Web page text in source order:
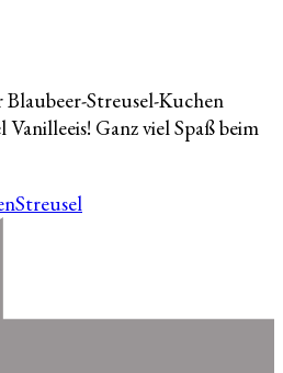
Streusel-Kuchen
Ganz viel Spaß beim
Streusel